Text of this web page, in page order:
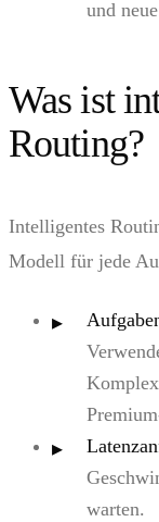
und
Was ist
Routing?
Intelligentes
Modell für jede
warten.